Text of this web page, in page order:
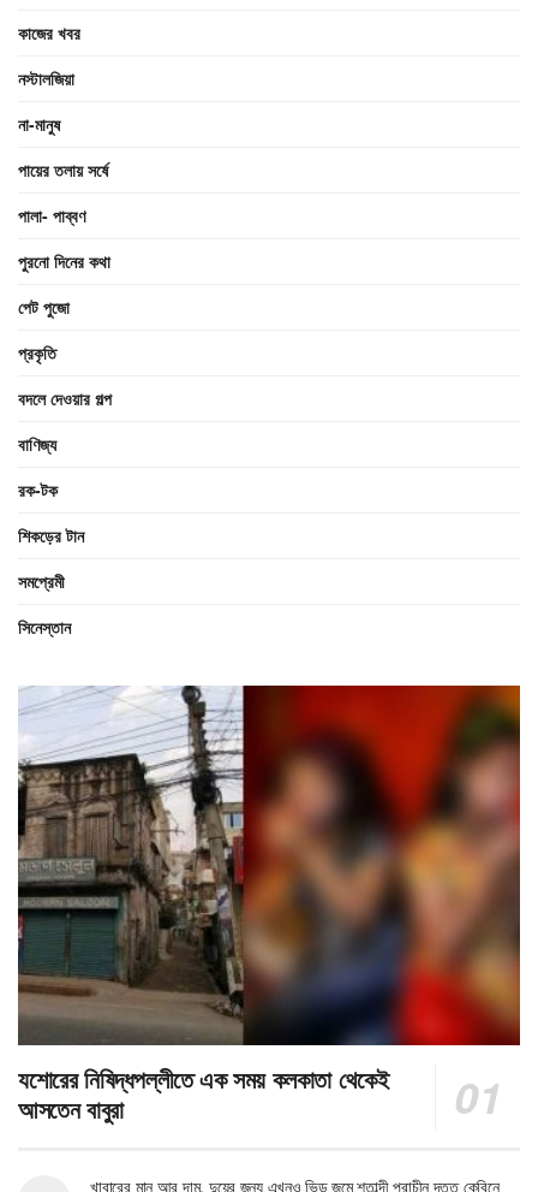
কাজের খবর
নস্টালজিয়া
না-মানুষ
পায়ের তলায় সর্ষে
পালা- পাব্বণ
পুরনো দিনের কথা
পেট পুজো
প্রকৃতি
বদলে দেওয়ার গল্প
বাণিজ্য
রক-টক
শিকড়ের টান
সমপ্রেমী
সিনেস্তান
যশোরের নিষিদ্ধপল্লীতে এক সময় কলকাতা থেকেই
আসতেন বাবুরা
খাবারের মান আর দাম, দুয়ের জন্য এখনও ভিড় জমে শতাব্দী প্রাচীন দত্ত কেবিনে